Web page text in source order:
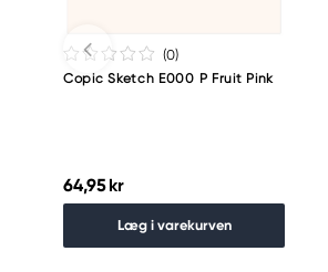
(0)
Copic Sketch E000 P Fruit Pink
64,95 kr
Læg i varekurven